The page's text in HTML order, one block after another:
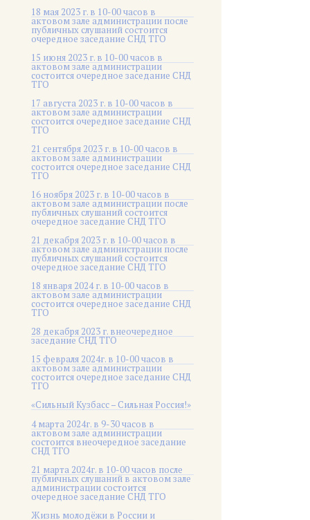
18 мая 2023 г. в 10-00 часов в
актовом зале администрации после
публичных слушаний состоится
очередное заседание СНД ТГО
15 июня 2023 г. в 10-00 часов в
актовом зале администрации
состоится очередное заседание СНД
ТГО
17 августа 2023 г. в 10-00 часов в
актовом зале администрации
состоится очередное заседание СНД
ТГО
21 сентября 2023 г. в 10-00 часов в
актовом зале администрации
состоится очередное заседание СНД
ТГО
16 ноября 2023 г. в 10-00 часов в
актовом зале администрации после
публичных слушаний состоится
очередное заседание СНД ТГО
21 декабря 2023 г. в 10-00 часов в
актовом зале администрации после
публичных слушаний состоится
очередное заседание СНД ТГО
18 января 2024 г. в 10-00 часов в
актовом зале администрации
состоится очередное заседание СНД
ТГО
28 декабря 2023 г. внеочередное
заседание СНД ТГО
15 февраля 2024г. в 10-00 часов в
актовом зале администрации
состоится очередное заседание СНД
ТГО
«Сильный Кузбасс – Сильная Россия!»
4 марта 2024г. в 9-30 часов в
актовом зале администрации
состоится внеочередное заседание
СНД ТГО
21 марта 2024г. в 10-00 часов после
публичных слушаний в актовом зале
администрации состоится
очередное заседание СНД ТГО
Жизнь молодёжи в России и